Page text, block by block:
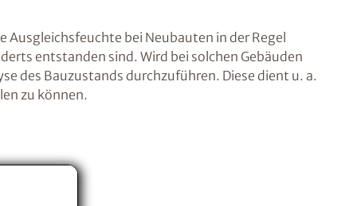
bei Neubauten in der Regel
entstanden sind. Wird bei solchen Gebäuden
des Bauzustands durchzuführen. Diese dient u. a.
zu können.